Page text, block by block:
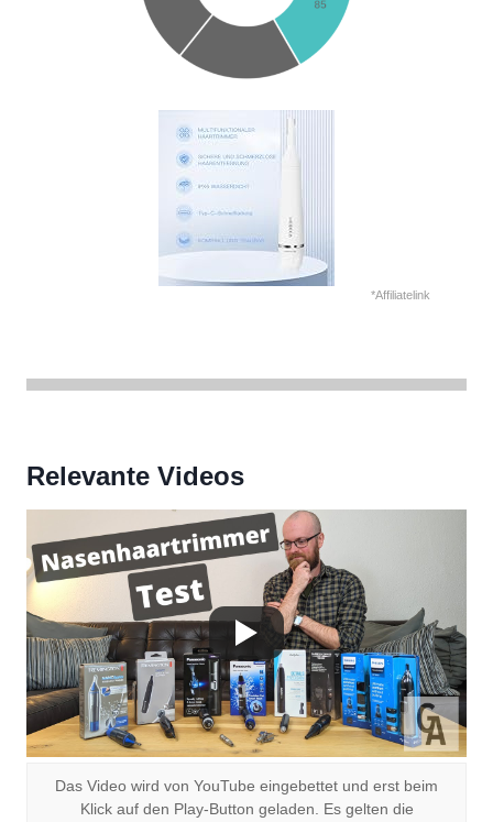
*Affiliatelink
Relevante Videos
Das Video wird von YouTube eingebettet und erst beim
Klick auf den Play-Button geladen. Es gelten die